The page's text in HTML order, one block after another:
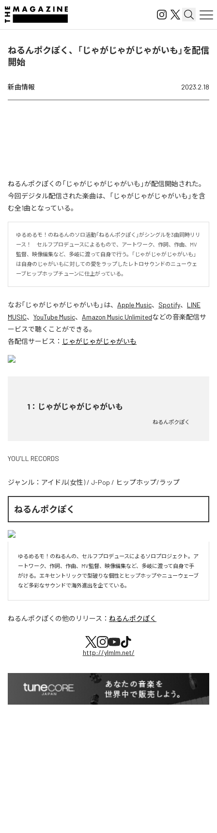
ねるんポクぽく、「じゃがじゃがじゃがいも」を配信
開始
新曲情報 2023.2.18
ねるんポクぽくの「じゃがじゃがじゃがいも」が配信開始された。
今回デジタル配信された楽曲は、「じゃがじゃがじゃがいも」を含
む全1曲となっている。
ゆるめるモ！のねるんのソロ活動「ねるんポクぽく」がシングルを3曲同時リリ
ース！　セルフプロデュースによるもので、アートワーク、作詞、作曲、MV
監督、映像編集など、多岐に渡って自身で行う。「じゃがじゃがじゃがいも」
は自身のじゃがいもに対しての愛をラップしたレトロサウンドのニューウェ
ーブヒップホップチューンに仕上がっている。
なお「じゃがじゃがじゃがいも 」は、 Apple Music、 Spotify、 LINE
MUSIC、 YouTube Music、 Amazon Music Unlimitedなどの音楽配信サ
ービスで聴くことができる。
各配信サービス： じゃがじゃがじゃがいも
1 ： じゃがじゃがじゃがいも
ねるんポクぽく
YOU'LL RECORDS
ジャンル： アイドル(女性) / J-Pop / ヒップホップ/ラップ
ねるんポクぽく
ゆるめるモ！のねるんの、セルフプロデュースによるソロプロジェクト。ア
ートワーク、作詞、作曲、MV監督、映像編集など、多岐に渡って自身で手
がける。エキセントリックで型破りな個性とヒップホップやニューウェーブ
など多彩なサウンドで海外進出を企てている。
ねるんポクぽく の他のリリース： ねるんポクぽく
http://ylmlm.net/